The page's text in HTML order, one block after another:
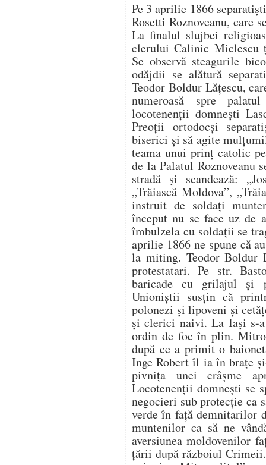
Pe 3 aprilie 1866
Rosetti Roznoveanu, care
La finalul slujbei
clerului Calinic Miclescu
Se observă steagurile
odăjdii se alătură
Teodor Boldur Lăţescu,
numeroasă spre
locotenenţii domneşti
Preoţii ortodocşi
biserici şi să agite
teama unui prinţ catolic
de la Palatul Roznoveanu
stradă şi scandează:
„Trăiască Moldova”,
instruit de soldaţi
început nu se face uz de
îmbulzela cu soldaţii se
aprilie 1866 ne spune că
la miting. Teodor Boldur
protestatari. Pe str.
baricade cu grilajul şi
Unioniştii susţin că
polonezi şi lipoveni şi
şi clerici naivi. La Iaşi s-
ordin de foc în plin.
după ce a primit o
Inge Robert îl ia în braţe
pivniţa unei crâşme
Locotenenţii domneşti se
negocieri sub protecţie ca
verde în faţă demnitarilor
muntenilor ca să ne
aversiunea moldovenilor
ţării după războiul